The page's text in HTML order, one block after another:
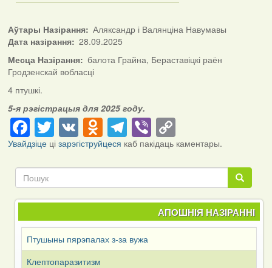
Аўтары Назірання
Аляксандр і Валянціна Навумавы
Дата назірання
28.09.2025
Месца Назірання
балота Грайна, Бераставіцкі раён
Гродзенскай вобласці
4 птушкі.
5-я рэгістрацыя для 2025 году.
Facebook
Twitter
VKOdnoklassniki
Telegram
ViberCopy
Link
Увайдзіцеці зарэгіструйцеся каб пакідаць каментары.
Пошук
Пошук
АПОШНІЯ НАЗІРАННІ
Птушыны пярэпалах з-за вужа
Клептопаразитизм